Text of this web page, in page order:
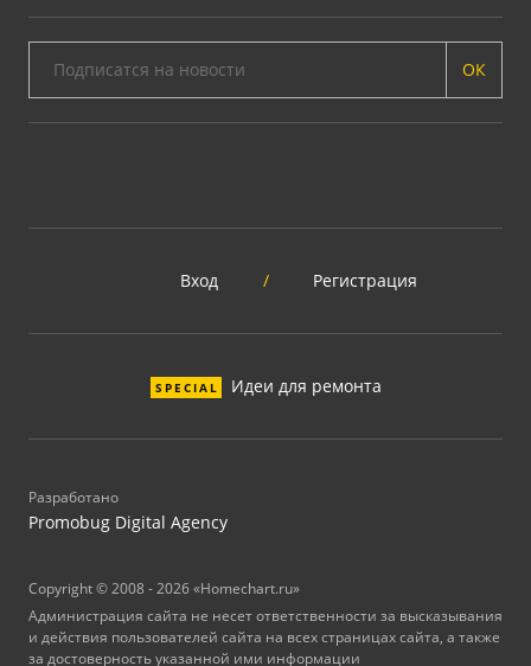
ОК
Вход / Регистрация
SPECIAL Идеи для ремонта
Разработано
Promobug Digital Agency
Copyright © 2008 - 2026 «Homechart.ru»
Администрация сайта не несет ответственности за высказывания
и действия пользователей сайта на всех страницах сайта, а также
за достоверность указанной ими информации